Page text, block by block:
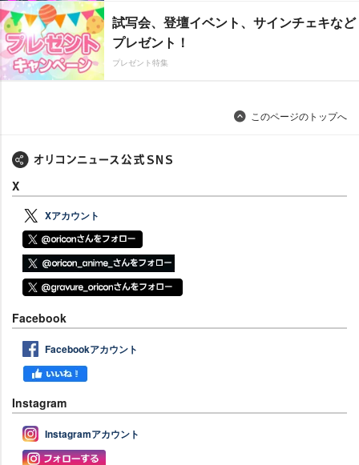
試写会、登壇イベント、サインチェキなど
プレゼント！
プレゼント特集
このページのトップへ
X
Xアカウント
Facebook
Facebookアカウント
Instagram
Instagramアカウント